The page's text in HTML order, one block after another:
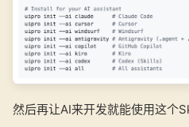
然后再让AI来开发就能使用这个